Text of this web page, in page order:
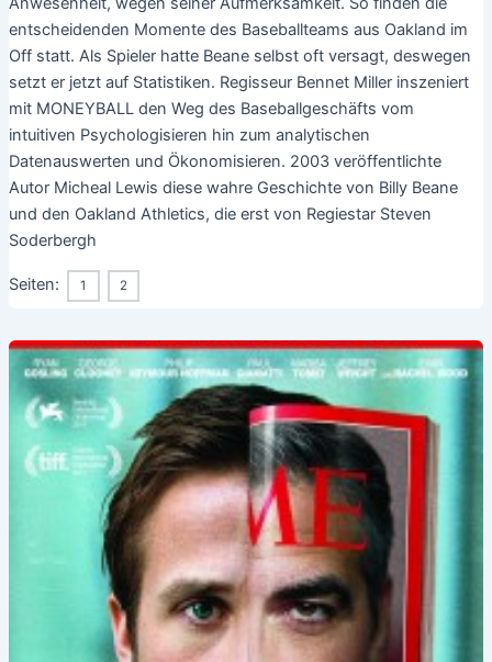
entscheidenden Momente des Baseballteams aus Oakland im
Off statt. Als Spieler hatte Beane selbst oft versagt, deswegen
setzt er jetzt auf Statistiken. Regisseur Bennet Miller inszeniert
mit MONEYBALL den Weg des Baseballgeschäfts vom
intuitiven Psychologisieren hin zum analytischen
Datenauswerten und Ökonomisieren. 2003 veröffentlichte
Autor Micheal Lewis diese wahre Geschichte von Billy Beane
und den Oakland Athletics, die erst von Regiestar Steven
Soderbergh
Seiten: 1 2